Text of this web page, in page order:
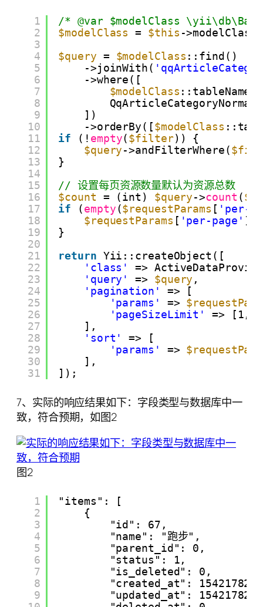
1
2
3
4
5
6
7
8
9
10
11
12
13
14
15
16
17
18
19
20
21
22
23
24
25
26
27
28
29
30
31
/* @var $modelClass
$modelClass
= $this ->modelClass;
$query = $modelClass ::find()
->joinWith(
->where([
$modelClass
])
->orderBy([$modelClass
if
(! empty($filter)) {
$query->andFilterWhere(
}
// 设置每页资源数量默认为资源总数
$count
= (int) $query->count (
if
(empty($requestParams [ 'per-
$requestParams [ 'per-page' ]
}
return Yii::createObject([
'class'
=>
'query'
=> $query ,
'pagination'
=> [
'params'
=>
'pageSizeLimit'
=> [1,
],
'sort'
=> [
'params'
=>
],
]);
7、实际的响应结果如下：字段类型与数据库中一
致，符合预期，如图2
图2
1
2
3
4
5
6
7
8
9
"items": [
{
"id": 67,
"name": "跑步",
"parent_id": 0,
"status": 1,
"is_deleted": 0,
"created_at":
"updated_at":